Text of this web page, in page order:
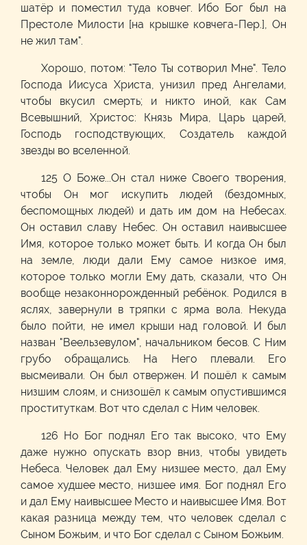
шатёр и поместил туда ковчег. Ибо Бог был на
Престоле Милости [на крышке ковчега-Пер.], Он
не жил там".
Хорошо, потом: "Тело Ты сотворил Мне". Тело
Господа Иисуса Христа, унизил пред Ангелами,
чтобы вкусил смерть; и никто иной, как Сам
Всевышний, Христос: Князь Мира, Царь царей,
Господь господствующих, Создатель каждой
звезды во вселенной.
125 О Боже...Он стал ниже Своего творения,
чтобы Он мог искупить людей (бездомных,
беспомощных людей) и дать им дом на Небесах.
Он оставил славу Небес. Он оставил наивысшее
Имя, которое только может быть. И когда Он был
на земле, люди дали Ему самое низкое имя,
которое только могли Ему дать, сказали, что Он
вообще незаконнорожденный ребёнок. Родился в
яслях, завернули в тряпки с ярма вола. Некуда
было пойти, не имел крыши над головой. И был
назван "Веельзевулом", начальником бесов. С Ним
грубо обращались. На Него плевали. Его
высмеивали. Он был отвержен. И пошёл к самым
низшим слоям, и снизошёл к самым опустившимся
проституткам. Вот что сделал с Ним человек.
126 Но Бог поднял Его так высоко, что Ему
даже нужно опускать взор вниз, чтобы увидеть
Небеса. Человек дал Ему низшее место, дал Ему
самое худшее место, низшее имя. Бог поднял Его
и дал Ему наивысшее Место и наивысшее Имя. Вот
какая разница между тем, что человек сделал с
Сыном Божьим, и что Бог сделал с Сыном Божьим.